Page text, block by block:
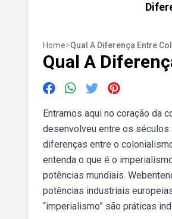
Home>Qual A Diferença Entre
Qual A
Entramos aqui no coração da
desenvolveu entre os séculos
diferenças entre o
entenda o que é o
potências mundiais.
potências industriais
“imperialismo” são práticas